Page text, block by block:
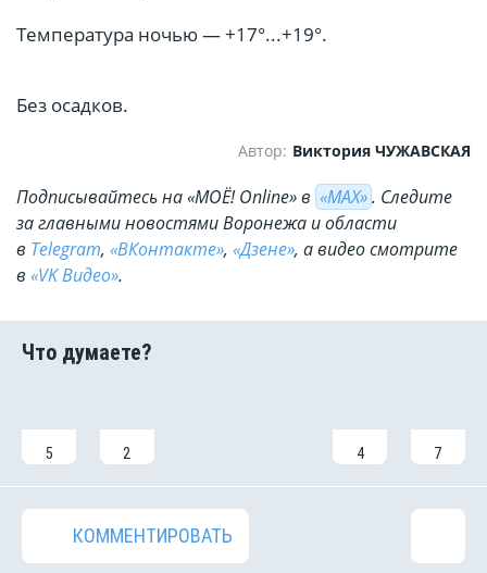
Температура ночью — +17°...+19°.
Без осадков.
Автор: Виктория ЧУЖАВСКАЯ
Подписывайтесь на «МОЁ! Online» в «МАХ». Cледите
за главными новостями Воронежа и области
в Telegram, «ВКонтакте», «Дзене», а видео смотрите
в «VK Видео».
5 2 4 7
КОММЕНТИРОВАТЬ